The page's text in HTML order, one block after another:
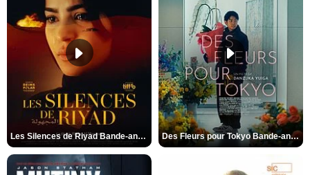
Les Silences de Riyad Bande-annonce VO STFR Des Fleurs pour Tokyo Bande-annonce VO STFR